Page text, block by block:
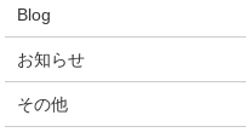
Blog
お知らせ
その他